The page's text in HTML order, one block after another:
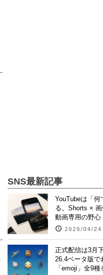
SNS最新記事
YouTubeは「何
る。Shorts × 画
動画専用の野心
2026/04/24
正式配信は3月
26.4ベータ版で
「emoji」全9